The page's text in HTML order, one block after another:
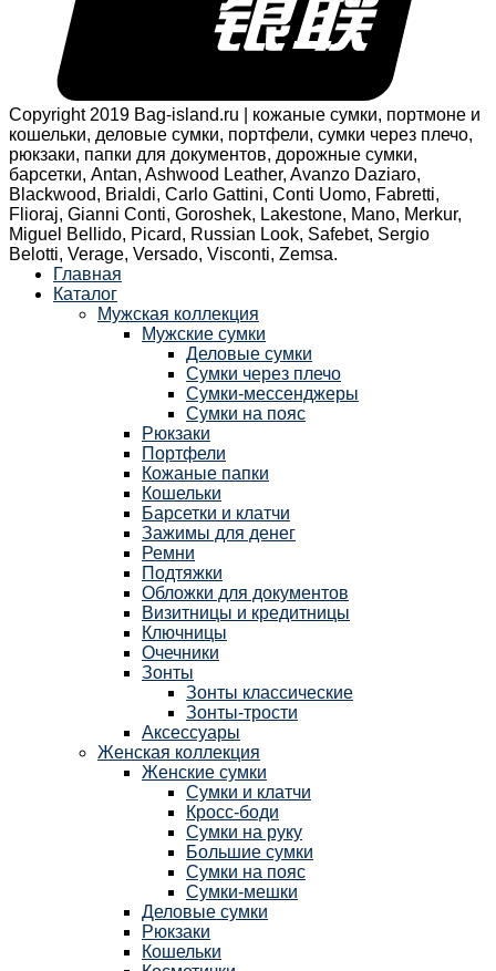
Copyright 2019 Bag-island.ru | кожаные сумки, портмоне и
кошельки, деловые сумки, портфели, сумки через плечо,
рюкзаки, папки для документов, дорожные сумки,
барсетки, Antan, Ashwood Leather, Avanzo Daziaro,
Blackwood, Brialdi, Carlo Gattini, Conti Uomo, Fabretti,
Flioraj, Gianni Conti, Goroshek, Lakestone, Mano, Merkur,
Miguel Bellido, Picard, Russian Look, Safebet, Sergio
Belotti, Verage, Versado, Visconti, Zemsa.
Главная
Каталог
Мужская коллекция
Мужские сумки
Деловые сумки
Сумки через плечо
Сумки-мессенджеры
Сумки на пояс
Рюкзаки
Портфели
Кожаные папки
Кошельки
Барсетки и клатчи
Зажимы для денег
Ремни
Подтяжки
Обложки для документов
Визитницы и кредитницы
Ключницы
Очечники
Зонты
Зонты классические
Зонты-трости
Аксессуары
Женская коллекция
Женские сумки
Сумки и клатчи
Кросс-боди
Сумки на руку
Большие сумки
Сумки на пояс
Сумки-мешки
Деловые сумки
Рюкзаки
Кошельки